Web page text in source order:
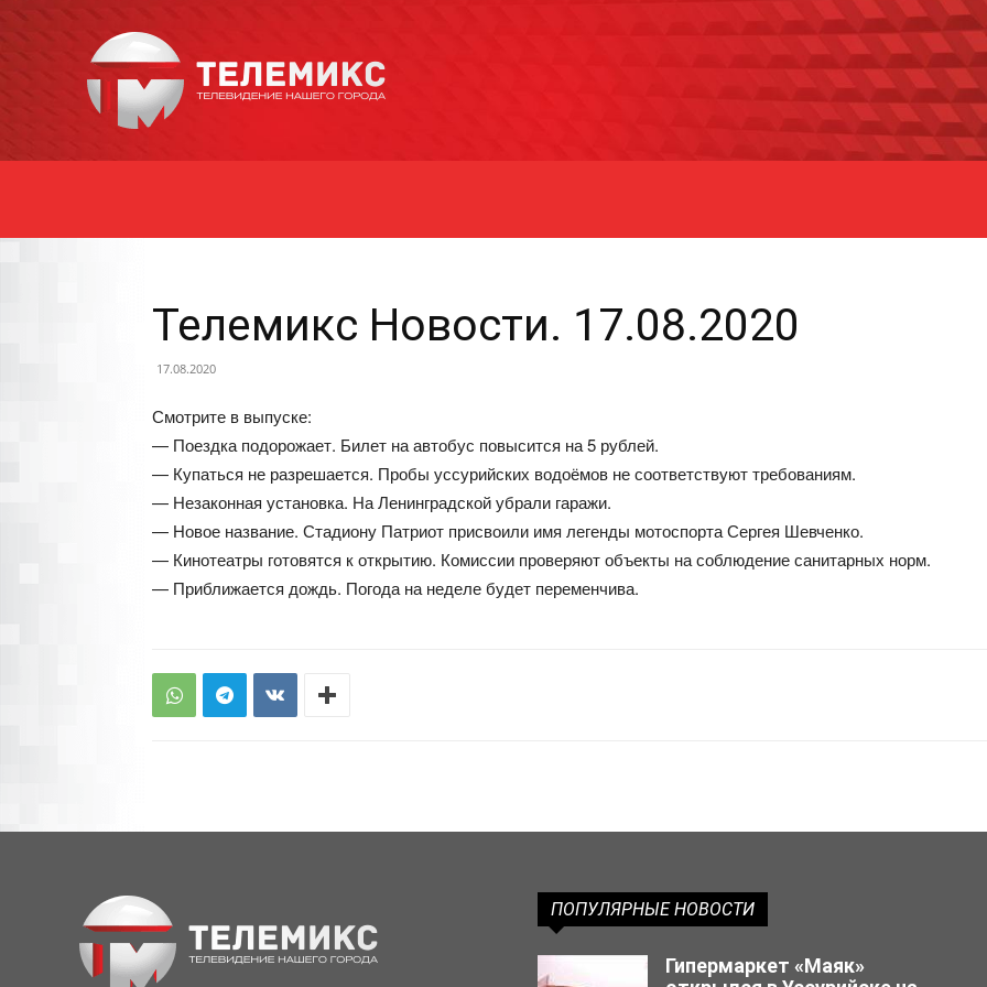
Уссурийска
Телемикс Новости. 17.08.2020
17.08.2020
Смотрите в выпуске:
— Поездка подорожает. Билет на автобус повысится на 5 рублей.
— Купаться не разрешается. Пробы уссурийских водоёмов не соответствуют требованиям.
— Незаконная установка. На Ленинградской убрали гаражи.
— Новое название. Стадиону Патриот присвоили имя легенды мотоспорта Сергея Шевченко.
— Кинотеатры готовятся к открытию. Комиссии проверяют объекты на соблюдение санитарных норм.
— Приближается дождь. Погода на неделе будет переменчива.
ПОПУЛЯРНЫЕ НОВОСТИ
Гипермаркет «Маяк»